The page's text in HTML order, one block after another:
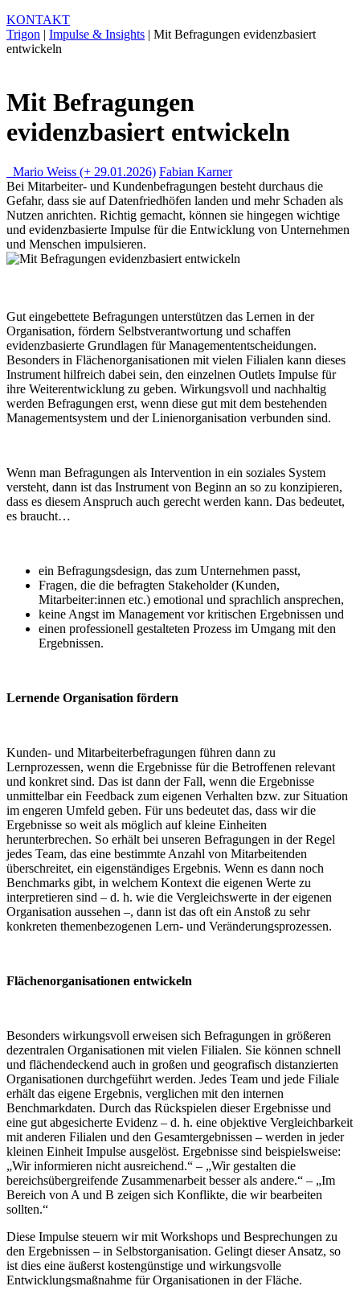
KONTAKT
Trigon | Impulse & Insights | Mit Befragungen evidenzbasiert
entwickeln
Mit Befragungen
evidenzbasiert entwickeln
Mario Weiss (+ 29.01.2026) Fabian Karner
Bei Mitarbeiter- und Kundenbefragungen besteht durchaus die
Gefahr, dass sie auf Datenfriedhöfen landen und mehr Schaden als
Nutzen anrichten. Richtig gemacht, können sie hingegen wichtige
und evidenzbasierte Impulse für die Entwicklung von Unternehmen
und Menschen impulsieren.
Gut eingebettete Befragungen unterstützen das Lernen in der
Organisation, fördern Selbstverantwortung und schaffen
evidenzbasierte Grundlagen für Managemententscheidungen.
Besonders in Flächenorganisationen mit vielen Filialen kann dieses
Instrument hilfreich dabei sein, den einzelnen Outlets Impulse für
ihre Weiterentwicklung zu geben. Wirkungsvoll und nachhaltig
werden Befragungen erst, wenn diese gut mit dem bestehenden
Managementsystem und der Linienorganisation verbunden sind.
Wenn man Befragungen als Intervention in ein soziales System
versteht, dann ist das Instrument von Beginn an so zu konzipieren,
dass es diesem Anspruch auch gerecht werden kann. Das bedeutet,
es braucht…
ein Befragungsdesign, das zum Unternehmen passt,
Fragen, die die befragten Stakeholder (Kunden,
Mitarbeiter:innen etc.) emotional und sprachlich ansprechen,
keine Angst im Management vor kritischen Ergebnissen und
einen professionell gestalteten Prozess im Umgang mit den
Ergebnissen.
Lernende Organisation fördern
Kunden- und Mitarbeiterbefragungen führen dann zu
Lernprozessen, wenn die Ergebnisse für die Betroffenen relevant
und konkret sind. Das ist dann der Fall, wenn die Ergebnisse
unmittelbar ein Feedback zum eigenen Verhalten bzw. zur Situation
im engeren Umfeld geben. Für uns bedeutet das, dass wir die
Ergebnisse so weit als möglich auf kleine Einheiten
herunterbrechen. So erhält bei unseren Befragungen in der Regel
jedes Team, das eine bestimmte Anzahl von Mitarbeitenden
überschreitet, ein eigenständiges Ergebnis. Wenn es dann noch
Benchmarks gibt, in welchem Kontext die eigenen Werte zu
interpretieren sind – d. h. wie die Vergleichswerte in der eigenen
Organisation aussehen –, dann ist das oft ein Anstoß zu sehr
konkreten themenbezogenen Lern- und Veränderungsprozessen.
Flächenorganisationen entwickeln
Besonders wirkungsvoll erweisen sich Befragungen in größeren
dezentralen Organisationen mit vielen Filialen. Sie können schnell
und flächendeckend auch in großen und geografisch distanzierten
Organisationen durchgeführt werden. Jedes Team und jede Filiale
erhält das eigene Ergebnis, verglichen mit den internen
Benchmarkdaten. Durch das Rückspielen dieser Ergebnisse und
eine gut abgesicherte Evidenz – d. h. eine objektive Vergleichbarkeit
mit anderen Filialen und den Gesamtergebnissen – werden in jeder
kleinen Einheit Impulse ausgelöst. Ergebnisse sind beispielsweise:
„Wir informieren nicht ausreichend.“ – „Wir gestalten die
bereichsübergreifende Zusammenarbeit besser als andere.“ – „Im
Bereich von A und B zeigen sich Konflikte, die wir bearbeiten
sollten.“
Diese Impulse steuern wir mit Workshops und Besprechungen zu
den Ergebnissen – in Selbstorganisation. Gelingt dieser Ansatz, so
ist dies eine äußerst kostengünstige und wirkungsvolle
Entwicklungsmaßnahme für Organisationen in der Fläche.